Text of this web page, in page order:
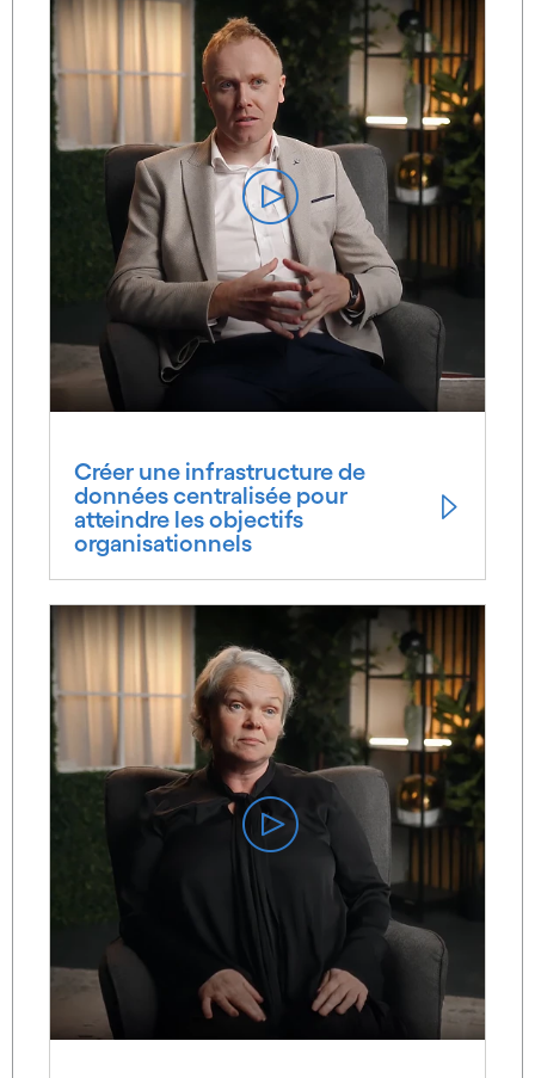
Créer une infrastructure de
données centralisée pour
atteindre les objectifs
organisationnels